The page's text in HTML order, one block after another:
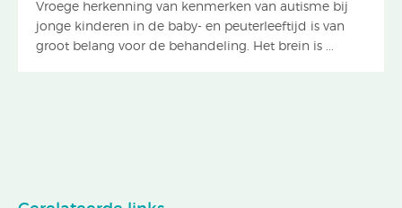
Vroege herkenning van kenmerken van autisme bij
jonge kinderen in de baby- en peuterleeftijd is van
groot belang voor de behandeling. Het brein is ...